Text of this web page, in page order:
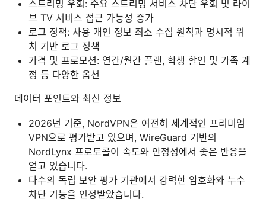
스트리밍 우회: 주요 스트리밍 서비스 차단 우회 및 라이
브 TV 서비스 접근 가능성 증가
로그 정책: 사용 개인 정보 최소 수집 원칙과 명시적 위
치 기반 로그 정책
가격 및 프로모션: 연간/월간 플랜, 학생 할인 및 가족 계
정 등 다양한 옵션
데이터 포인트와 최신 정보
2026년 기준, NordVPN은 여전히 세계적인 프리미엄
VPN으로 평가받고 있으며, WireGuard 기반의
NordLynx 프로토콜이 속도와 안정성에서 좋은 반응을
얻고 있습니다.
다수의 독립 보안 평가 기관에서 강력한 암호화와 누수
차단 기능을 인정받았습니다.